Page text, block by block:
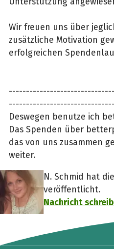
Wir freuen uns über
zusätzliche Motivation
erfolgreichen
-------------------------------
Deswegen benutze ich
Das Spenden über
das von uns zusammen
weiter.
N. Schmid hat
veröffentlicht.
Nachricht